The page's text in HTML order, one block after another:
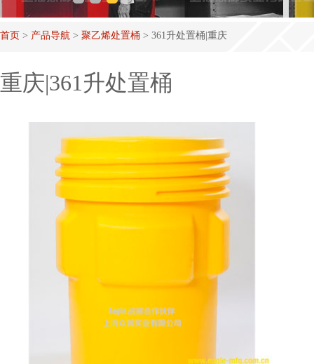
首页 > 产品导航 > 聚乙烯处置桶 > 361升处置桶|重庆
重庆|361升处置桶